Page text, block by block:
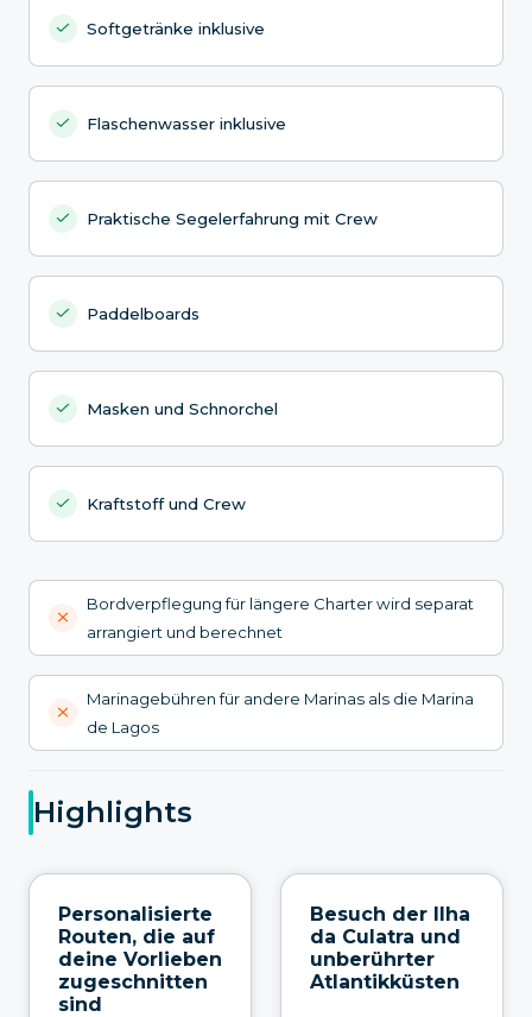
Softgetränke inklusive
Flaschenwasser inklusive
Praktische Segelerfahrung mit Crew
Paddelboards
Masken und Schnorchel
Kraftstoff und Crew
Bordverpflegung für längere Charter wird separat
arrangiert und berechnet
Marinagebühren für andere Marinas als die Marina
de Lagos
Highlights
Personalisierte
Routen, die auf
deine Vorlieben
zugeschnitten
sind
Besuch der Ilha
da Culatra und
unberührter
Atlantikküsten